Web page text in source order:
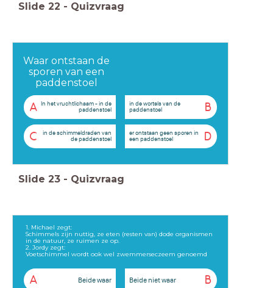
Slide 22 - Quizvraag
Waar ontstaan de
sporen van een
paddenstoel
A In het vruchtlichaam - in de
paddenstoel
B
in de wortels van de
paddenstoel
C
in de schimmeldraden van
de paddenstoel
D
er ontstaan geen sporen in
een paddenstoel
Slide 23 - Quizvraag
1. Michael zegt:
Schimmels zijn nuttig, ze eten (resten van) dode organismen
in de natuur, ze ruimen ze op.
2. Jordy zegt:
Voetschimmel wordt ook wel zwemmerseczeem genoemd
A Beide waar B
Beide niet waar